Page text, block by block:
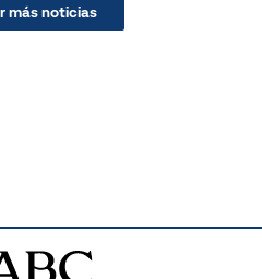
más noticias